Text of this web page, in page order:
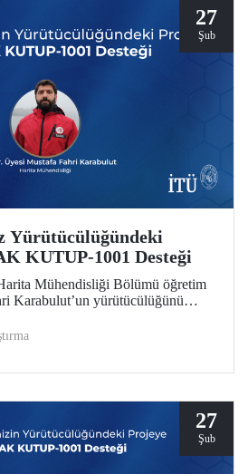
27
Şub
Yürütücülüğündeki
KUTUP-1001 Desteği
Mühendisliği Bölümü öğretim
Karabulut’un yürütücülüğünü
değer görüldü.
27
Şub